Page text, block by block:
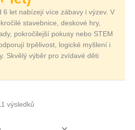
6 let nabízejí více zábavy i výzev. V
stavebnice, deskové hry,
pokročilejší pokusy nebo STEM
trpělivost, logické myšlení i
Skvělý výběr pro zvídavé děti
výsledků